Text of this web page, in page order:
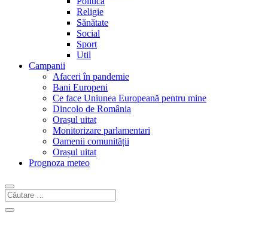
Religie
Sănătate
Social
Sport
Util
Campanii
Afaceri în pandemie
Bani Europeni
Ce face Uniunea Europeană pentru mine
Dincolo de România
Orașul uitat
Monitorizare parlamentari
Oamenii comunității
Orașul uitat
Prognoza meteo